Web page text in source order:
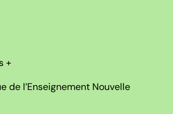
+
de l’Enseignement Nouvelle